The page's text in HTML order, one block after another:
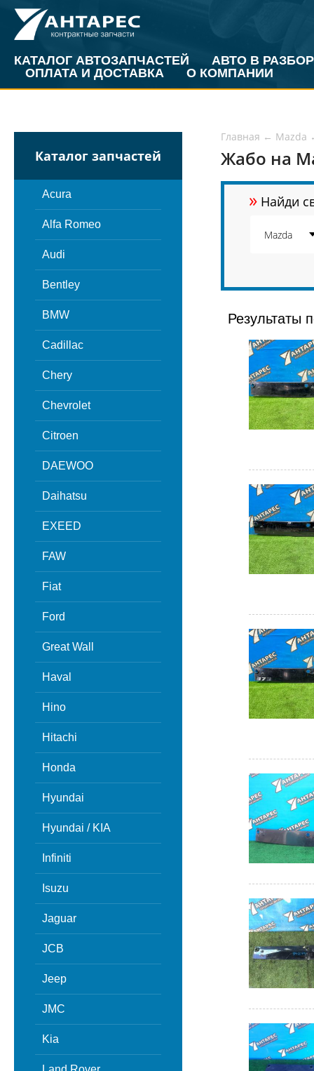
КАТАЛОГ АВТОЗАПЧАСТЕЙ
АВТО В РАЗБОР
ОПЛАТА И ДОСТАВКА
О КОМПАНИИ
Каталог запчастей
Acura
Alfa Romeo
Audi
Bentley
BMW
Cadillac
Chery
Chevrolet
Citroen
DAEWOO
Daihatsu
EXEED
FAW
Fiat
Ford
Great Wall
Haval
Hino
Hitachi
Honda
Hyundai
Hyundai / KIA
Infiniti
Isuzu
Jaguar
JCB
Jeep
JMC
Kia
Главная ← Mazda
Жабо на
» Найди
Результаты